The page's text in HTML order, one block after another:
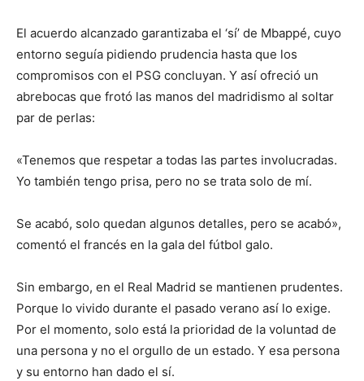
El acuerdo alcanzado garantizaba el ‘sí’ de Mbappé, cuyo
entorno seguía pidiendo prudencia hasta que los
compromisos con el PSG concluyan. Y así ofreció un
abrebocas que frotó las manos del madridismo al soltar
par de perlas:
«Tenemos que respetar a todas las partes involucradas.
Yo también tengo prisa, pero no se trata solo de mí.
Se acabó, solo quedan algunos detalles, pero se acabó»,
comentó el francés en la gala del fútbol galo.
Sin embargo, en el Real Madrid se mantienen prudentes.
Porque lo vivido durante el pasado verano así lo exige.
Por el momento, solo está la prioridad de la voluntad de
una persona y no el orgullo de un estado. Y esa persona
y su entorno han dado el sí.